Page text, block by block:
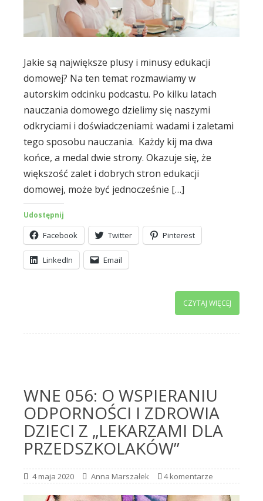
Jakie są największe plusy i minusy edukacji
domowej? Na ten temat rozmawiamy w
autorskim odcinku podcastu. Po kilku latach
nauczania domowego dzielimy się naszymi
odkryciami i doświadczeniami: wadami i zaletami
tego sposobu nauczania. Każdy kij ma dwa
końce, a medal dwie strony. Okazuje się, że
większość zalet i dobrych stron edukacji
domowej, może być jednocześnie […]
Udostępnij
Facebook Twitter Pinterest
LinkedIn Email
CZYTAJ WIĘCEJ
WNE 056: O WSPIERANIU
ODPORNOŚCI I ZDROWIA
DZIECI Z „LEKARZAMI DLA
PRZEDSZKOLAKÓW”
4 maja 2020 Anna Marszałek 4 komentarze